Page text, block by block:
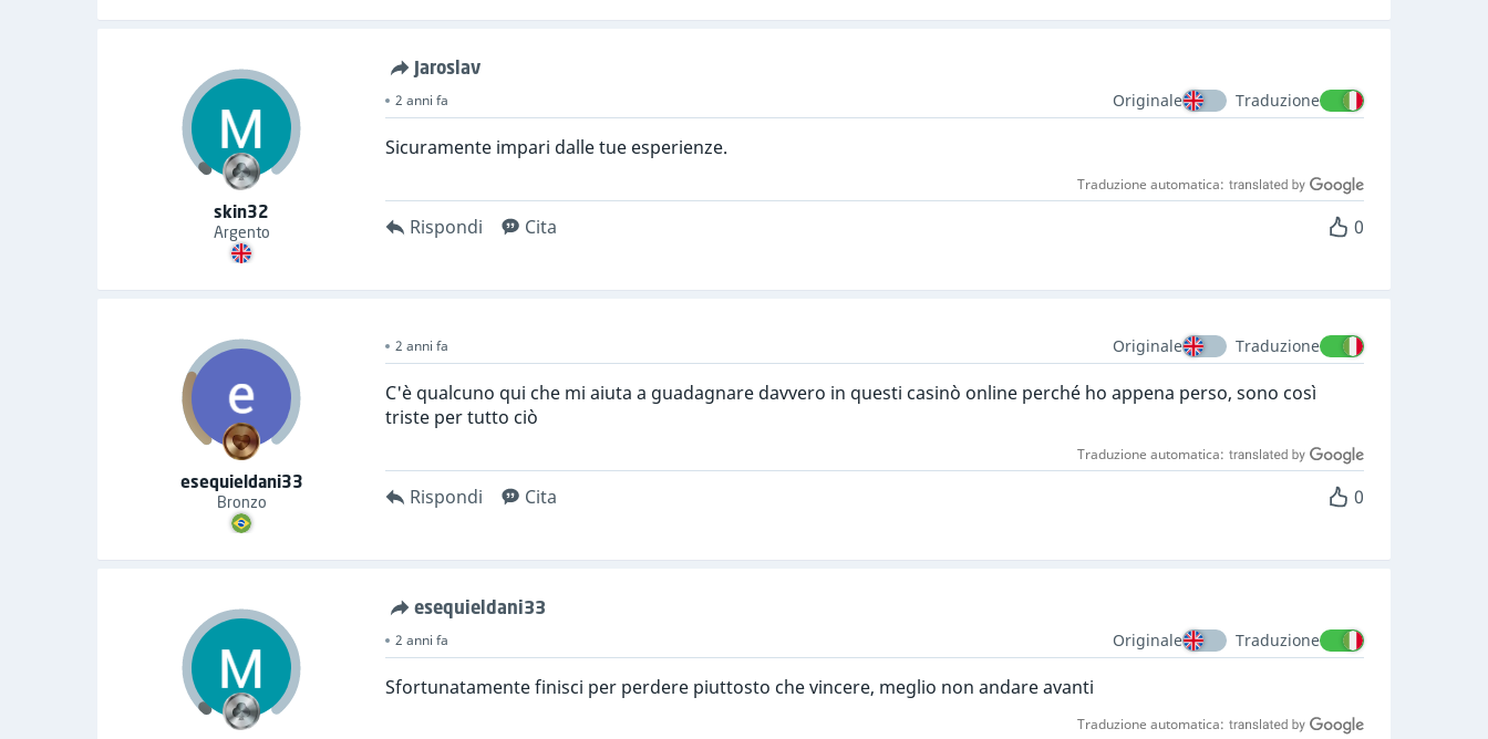
skin32
Argento
Jaroslav
2 anni fa Originale Traduzione
Sicuramente impari dalle tue esperienze.
Traduzione automatica:
Rispondi Cita 0
esequieldani33
Bronzo
2 anni fa Originale Traduzione
C'è qualcuno qui che mi aiuta a guadagnare davvero in questi casinò online perché ho appena perso, sono così
triste per tutto ciò
Traduzione automatica:
Rispondi Cita 0
esequieldani33
2 anni fa Originale Traduzione
Sfortunatamente finisci per perdere piuttosto che vincere, meglio non andare avanti
Traduzione automatica: